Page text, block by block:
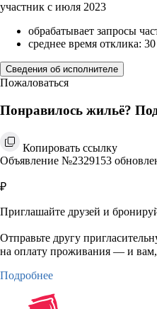
участник с июля 2023
обрабатывает запросы
среднее время отклика:
Сведения об исполнителе
Пожаловаться
Понравилось жильё?
Копировать ссылку
Объявление №2329153
₽
Приглашайте друзей и
Отправьте другу
на оплату проживания — и вам,
Подробнее